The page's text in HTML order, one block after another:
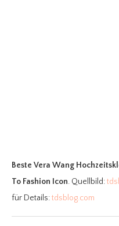
Beste Vera Wang
To Fashion Icon. Quellbild:
für Details:tdsblog.com